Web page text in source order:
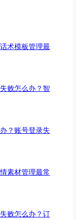
术模板管理最
败怎么办？智
？账号登录失
素材管理最常
败怎么办？订